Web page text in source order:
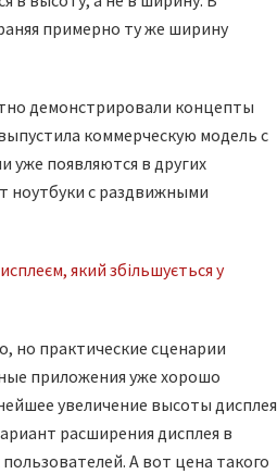
примерно ту же ширину
демонстрировали концепты
коммерческую модель с
уже появляются в других
ноутбуки с раздвижными
но практические сценарии
приложения уже хорошо
увеличение высоты дисплея
расширения дисплея в
А вот цена такого